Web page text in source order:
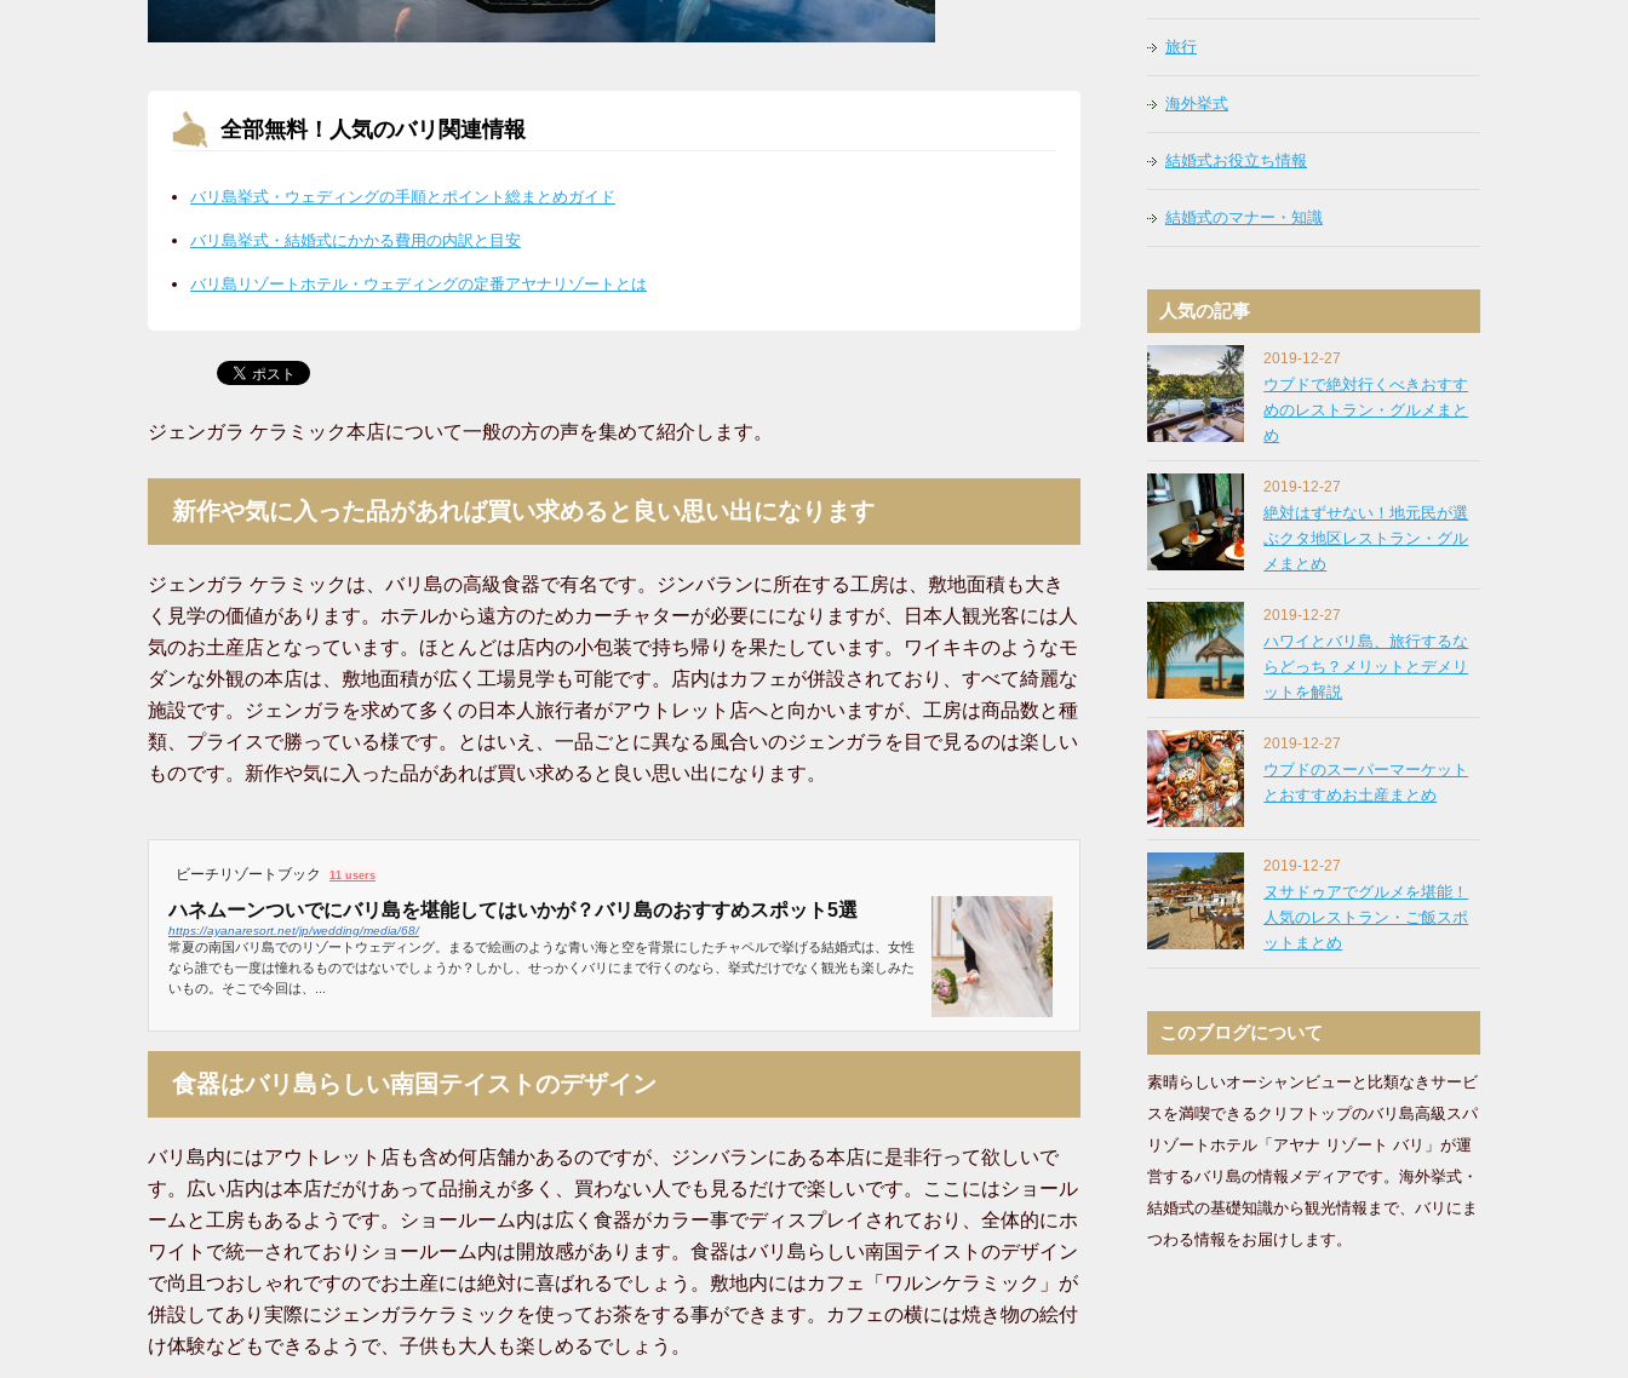
全部無料！人気のバリ関連情報
バリ島挙式・ウェディングの手順とポイント総まとめガイド
バリ島挙式・結婚式にかかる費用の内訳と目安
バリ島リゾートホテル・ウェディングの定番アヤナリゾートとは
ジェンガラ ケラミック本店について一般の方の声を集めて紹介します。
新作や気に入った品があれば買い求めると良い思い出になります
ジェンガラ ケラミックは、バリ島の高級食器で有名です。ジンバランに所在する工房は、敷地面積も大き
く見学の価値があります。ホテルから遠方のためカーチャターが必要にになりますが、日本人観光客には人
気のお土産店となっています。ほとんどは店内の小包装で持ち帰りを果たしています。ワイキキのようなモ
ダンな外観の本店は、敷地面積が広く工場見学も可能です。店内はカフェが併設されており、すべて綺麗な
施設です。ジェンガラを求めて多くの日本人旅行者がアウトレット店へと向かいますが、工房は商品数と種
類、プライスで勝っている様です。とはいえ、一品ごとに異なる風合いのジェンガラを目で見るのは楽しい
ものです。新作や気に入った品があれば買い求めると良い思い出になります。
ビーチリゾートブック 11 users
ハネムーンついでにバリ島を堪能してはいかが？バリ島のおすすめスポット5選
https://ayanaresort.net/jp/wedding/media/68/
常夏の南国バリ島でのリゾートウェディング。まるで絵画のような青い海と空を背景にしたチャペルで挙げる結婚式は、女性
なら誰でも一度は憧れるものではないでしょうか？しかし、せっかくバリにまで行くのなら、挙式だけでなく観光も楽しみた
いもの。そこで今回は、...
食器はバリ島らしい南国テイストのデザイン
バリ島内にはアウトレット店も含め何店舗かあるのですが、ジンバランにある本店に是非行って欲しいで
す。広い店内は本店だがけあって品揃えが多く、買わない人でも見るだけで楽しいです。ここにはショール
ームと工房もあるようです。ショールーム内は広く食器がカラー事でディスプレイされており、全体的にホ
ワイトで統一されておりショールーム内は開放感があります。食器はバリ島らしい南国テイストのデザイン
で尚且つおしゃれですのでお土産には絶対に喜ばれるでしょう。敷地内にはカフェ「ワルンケラミック」が
併設してあり実際にジェンガラケラミックを使ってお茶をする事ができます。カフェの横には焼き物の絵付
け体験などもできるようで、子供も大人も楽しめるでしょう。
旅行
海外挙式
結婚式お役立ち情報
結婚式のマナー・知識
人気の記事
2019-12-27
ウブドで絶対行くべきおすす
めのレストラン・グルメまと
め
2019-12-27
絶対はずせない！地元民が選
ぶクタ地区レストラン・グル
メまとめ
2019-12-27
ハワイとバリ島、旅行するな
らどっち？メリットとデメリ
ットを解説
2019-12-27
ウブドのスーパーマーケット
とおすすめお土産まとめ
2019-12-27
ヌサドゥアでグルメを堪能！
人気のレストラン・ご飯スポ
ットまとめ
このブログについて
素晴らしいオーシャンビューと比類なきサービ
スを満喫できるクリフトップのバリ島高級スパ
リゾートホテル「アヤナ リゾート バリ」が運
営するバリ島の情報メディアです。海外挙式・
結婚式の基礎知識から観光情報まで、バリにま
つわる情報をお届けします。